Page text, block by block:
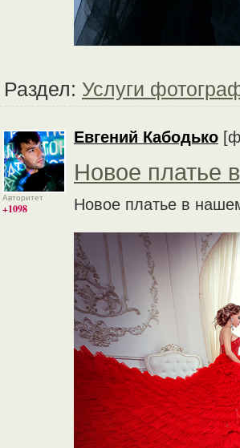
Раздел: Услуги
Авторитет
+1098
Евгений Кабодько
Новое платье
Новое платье в